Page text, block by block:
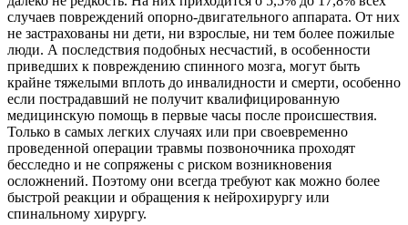
случаев повреждений опорно-двигательного аппарата. От них
не застрахованы ни дети, ни взрослые, ни тем более пожилые
люди. А последствия подобных несчастий, в особенности
приведших к повреждению спинного мозга, могут быть
крайне тяжелыми вплоть до инвалидности и смерти, особенно
если пострадавший не получит квалифицированную
медицинскую помощь в первые часы после происшествия.
Только в самых легких случаях или при своевременно
проведенной операции травмы позвоночника проходят
бесследно и не сопряжены с риском возникновения
осложнений. Поэтому они всегда требуют как можно более
быстрой реакции и обращения к нейрохирургу или
спинальному хирургу.